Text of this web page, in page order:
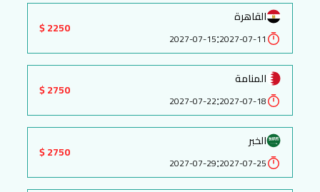
القاهرة
2027-07-11
:
2027-07-15
2250 $
المنامة
2027-07-18
:
2027-07-22
2750 $
الخبر
2027-07-25
:
2027-07-29
2750 $